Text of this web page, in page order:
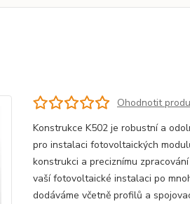
Ohodnotit
Konstrukce K502 je robustní a
pro instalaci fotovoltaických
konstrukci a preciznímu
vaší fotovoltaické instalaci po
dodáváme včetně profilů a